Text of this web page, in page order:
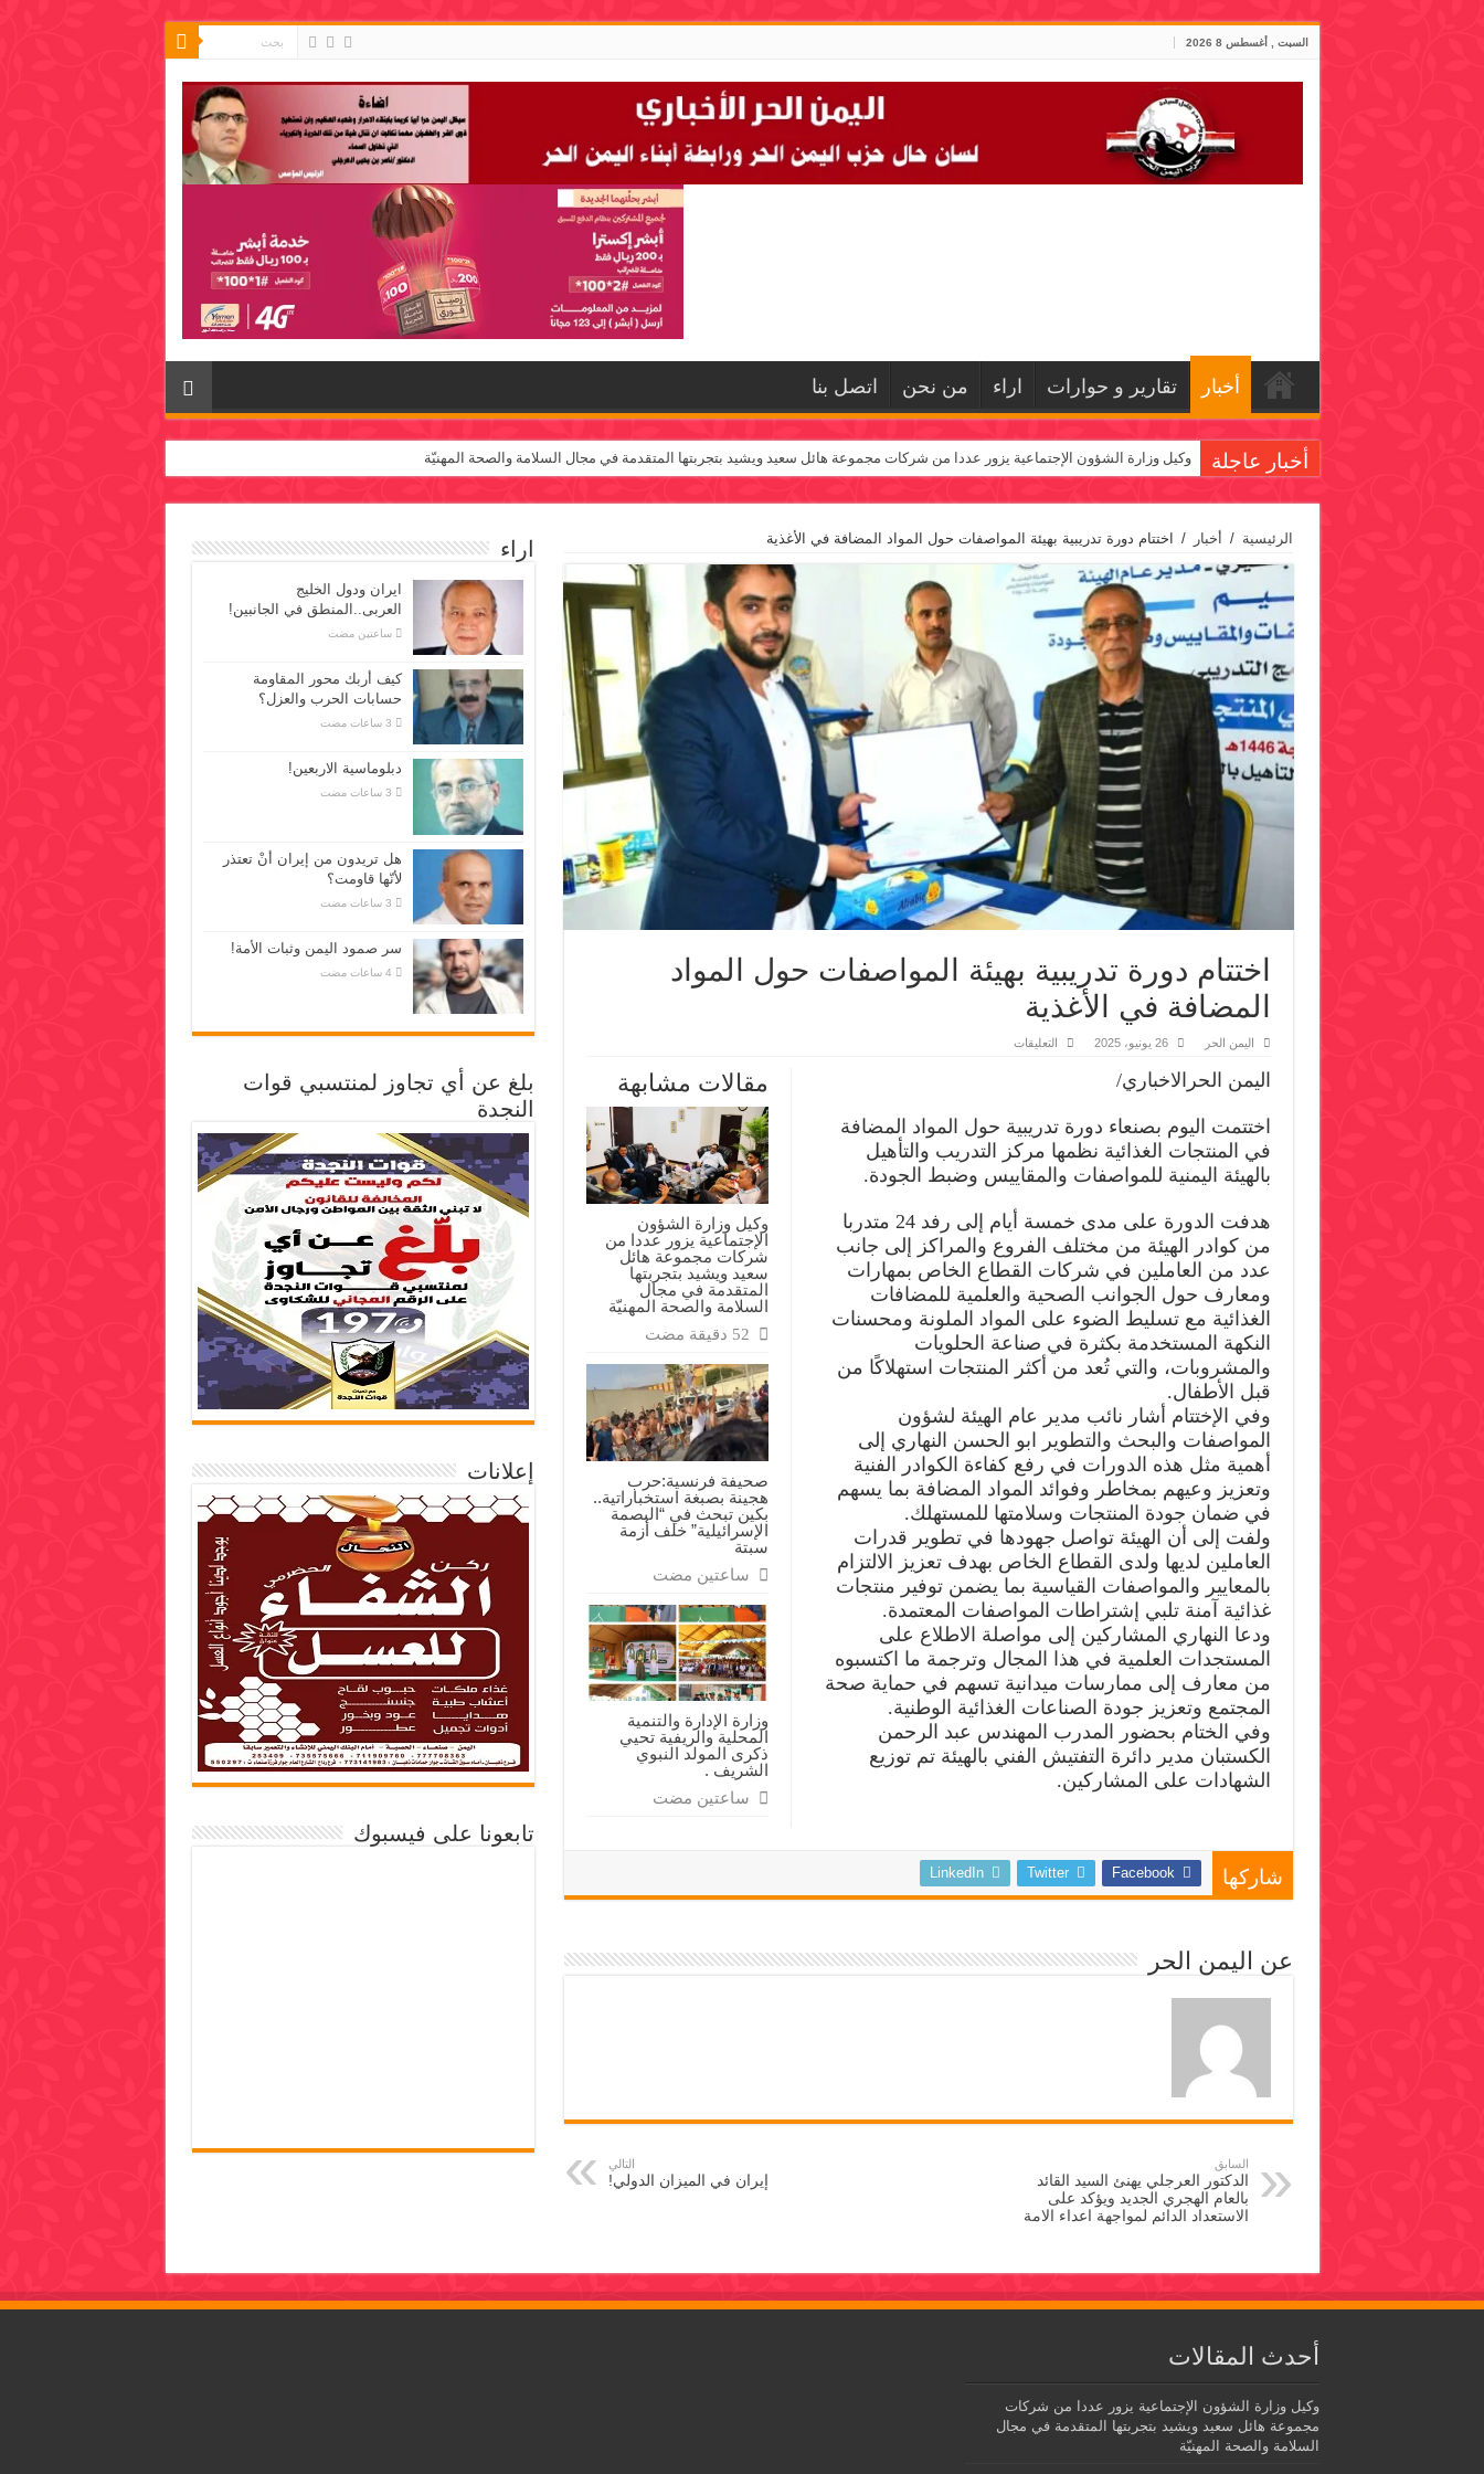
السبت , أغسطس 8 2026
أخبار تقارير و حوارات اراء من نحن اتصل بنا
أخبار عاجلة وكيل وزارة الشؤون الإجتماعية يزور عددا من شركات مجموعة هائل سعيد ويشيد بتجربتها المتقدمة في مجال السلامة والصحة المهنيّة
الرئيسية / أخبار / اختتام دورة تدريبية بهيئة المواصفات حول المواد المضافة في الأغذية
اختتام دورة تدريبية بهيئة المواصفات حول المواد
المضافة في الأغذية
اليمن الحر 26 يونيو، 2025 التعليقات
حول
المواد
المضافة
الأغذية
مقالات مشابهة
وكيل وزارة الشؤون
الإجتماعية يزور عددا من
شركات مجموعة هائل
سعيد ويشيد بتجربتها
المتقدمة في مجال
السلامة والصحة المهنيّة
صحيفة فرنسية:حرب
هجينة بصبغة استخباراتية..
بكين تبحث في “البصمة
الإسرائيلية” خلف أزمة
سبتة
‏ساعتين مضت
وزارة الإدارة والتنمية
المحلية والريفية تحيي
ذكرى المولد النبوي
الشريف .
‏ساعتين مضت
اليمن الحرالاخباري/
اختتمت اليوم بصنعاء دورة تدريبية حول المواد المضافة
في المنتجات الغذائية نظمها مركز التدريب والتأهيل
بالهيئة اليمنية للمواصفات والمقاييس وضبط الجودة.
هدفت الدورة على مدى خمسة أيام إلى رفد 24 متدربا
من كوادر الهيئة من مختلف الفروع والمراكز إلى جانب
عدد من العاملين في شركات القطاع الخاص بمهارات
ومعارف حول الجوانب الصحية والعلمية للمضافات
الغذائية مع تسليط الضوء على المواد الملونة ومحسنات
النكهة المستخدمة بكثرة في صناعة الحلويات
والمشروبات، والتي تُعد من أكثر المنتجات استهلاكًا من
قبل الأطفال.
وفي الإختتام أشار نائب مدير عام الهيئة لشؤون
المواصفات والبحث والتطوير ابو الحسن النهاري إلى
أهمية مثل هذه الدورات في رفع كفاءة الكوادر الفنية
وتعزيز وعيهم بمخاطر وفوائد المواد المضافة بما يسهم
في ضمان جودة المنتجات وسلامتها للمستهلك.
ولفت إلى أن الهيئة تواصل جهودها في تطوير قدرات
العاملين لديها ولدى القطاع الخاص بهدف تعزيز الالتزام
بالمعايير والمواصفات القياسية بما يضمن توفير منتجات
غذائية آمنة تلبي إشتراطات المواصفات المعتمدة.
ودعا النهاري المشاركين إلى مواصلة الاطلاع على
المستجدات العلمية في هذا المجال وترجمة ما اكتسبوه
من معارف إلى ممارسات ميدانية تسهم في حماية صحة
المجتمع وتعزيز جودة الصناعات الغذائية الوطنية.
وفي الختام بحضور المدرب المهندس عبد الرحمن
الكستبان مدير دائرة التفتيش الفني بالهيئة تم توزيع
الشهادات على المشاركين.
شاركها Facebook
Twitter
LinkedIn
عن اليمن الحر
السابق
الدكتور العرجلي يهنئ السيد القائد
بالعام الهجري الجديد ويؤكد على
الاستعداد الدائم لمواجهة اعداء الامة
التالي
إيران في الميزان الدولي!
اراء
ايران ودول الخليج
العربى..المنطق في الجانبين!
‏ساعتين مضت
كيف أربك محور المقاومة
حسابات الحرب والعزل؟
دبلوماسية الاربعين!
هل تريدون من إيران أنْ تعتذر
لأنّها قاومت؟
سر صمود اليمن وثبات الأمة!
بلغ عن أي تجاوز لمنتسبي قوات
النجدة
إعلانات
تابعونا على فيسبوك
أحدث المقالات
وكيل وزارة الشؤون الإجتماعية يزور عددا من شركات
مجموعة هائل سعيد ويشيد بتجربتها المتقدمة في مجال
السلامة والصحة المهنيّة